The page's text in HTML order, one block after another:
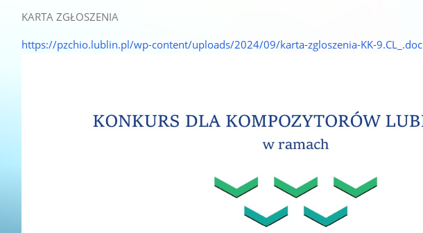
KARTA ZGŁOSZENIA
https://pzchio.lublin.pl/wp-content/uploads/2024/09/karta-zgloszenia-KK-9.CL_.doc